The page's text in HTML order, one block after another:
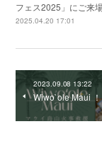
フェス2025」にご来
2025.04.20 17:01
2023.09.08 13:22
Wiwo`ole Maui ！